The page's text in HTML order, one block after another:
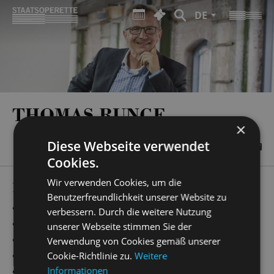
DE
THOMAS RUNGE
PRODUCTIONS
Simsalabim
Chorleitung
die lustige witwe“ Chorleitung
Evita“ Chorleitung
Ball im Savoy“ Chorleitung
Cabaret“ Chorleitung
×
Diese Webseite verwendet
Cookies.
Wir verwenden Cookies, um die
Benutzerfreundlichkeit unserer Website zu
verbessern. Durch die weitere Nutzung
unserer Webseite stimmen Sie der
Verwendung von Cookies gemäß unserer
Cookie-Richtlinie zu.Weitere
Informationen